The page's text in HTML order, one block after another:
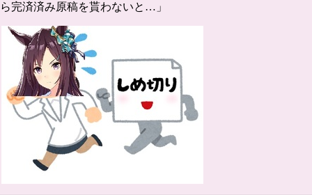
ら完済済み原稿を貰わないと…」